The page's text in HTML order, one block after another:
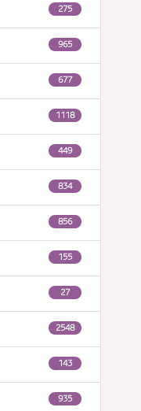
275
965
677
1118
449
834
856
155
27
2548
143
935